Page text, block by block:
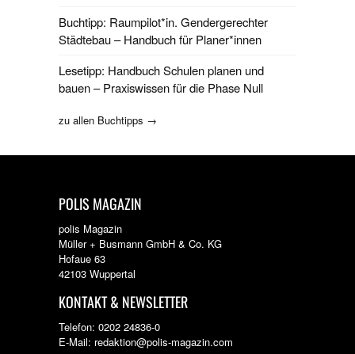
Buchtipp: Raumpilot*in. Gendergerechter
Städtebau – Handbuch für Planer*innen
Lesetipp: Handbuch Schulen planen und
bauen – Praxiswissen für die Phase Null
zu allen Buchtipps →
POLIS MAGAZIN
polis Magazin
Müller + Busmann GmbH & Co. KG
Hofaue 63
42103 Wuppertal
KONTAKT & NEWSLETTER
Telefon: 0202 24836-0
E-Mail: redaktion@polis-magazin.com